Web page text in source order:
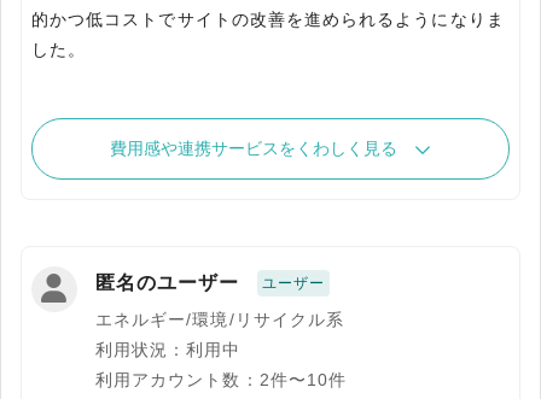
的かつ低コストでサイトの改善を進められるようになりま
した。
費用感や連携サービスをくわしく見る
匿名のユーザー ユーザー
エネルギー/環境/リサイクル系
利用状況：利用中
利用アカウント数：2件〜10件